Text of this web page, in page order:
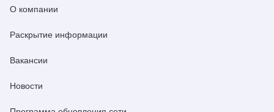
О компании
Раскрытие информации
Вакансии
Новости